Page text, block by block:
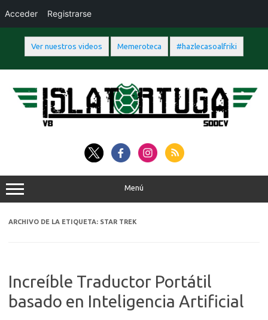
Ver nuestros videos Memeroteca #hazlecasoalfriki
Acceder Registrarse
contenido
Menú
ARCHIVO DE LA ETIQUETA: STAR TREK
Increíble Traductor Portátil
basado en Inteligencia Artificial